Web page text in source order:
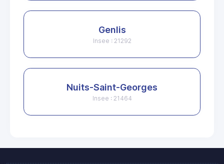
Genlis
Insee : 21292
Nuits-Saint-Georges
Insee : 21464